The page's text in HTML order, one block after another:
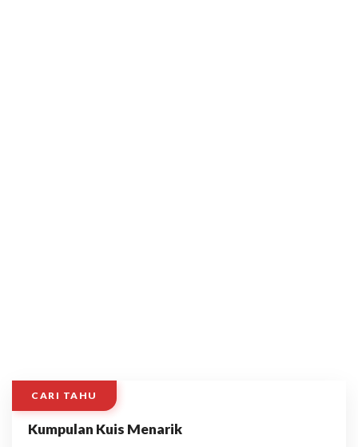
CARI TAHU
Kumpulan Kuis Menarik